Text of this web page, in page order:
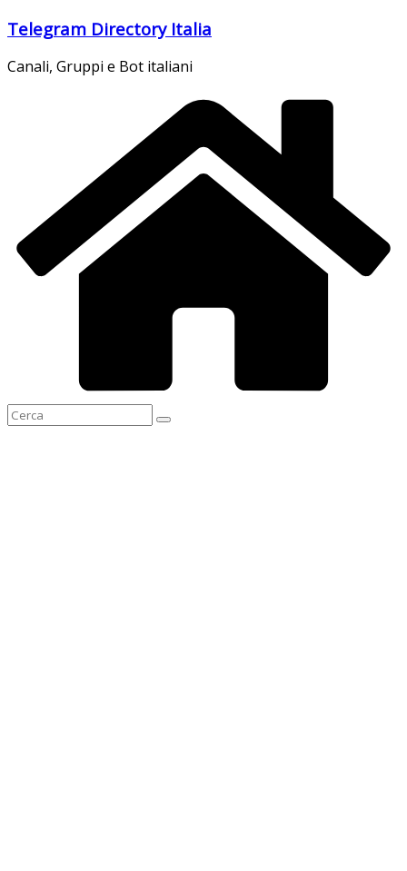
Salta
contenuto
Telegram Directory Italia
Canali, Gruppi e Bot italiani